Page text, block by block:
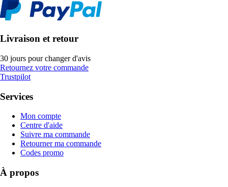
Livraison et retour
30 jours pour changer d'avis
Retournez votre commande
Trustpilot
Services
Mon compte
Centre d'aide
Suivre ma commande
Retourner ma commande
Codes promo
À propos